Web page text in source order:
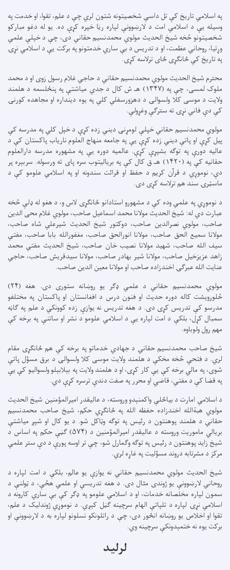
په اسلامي تاریخ کې تل داسې شخصیتونه شتون لري چې د علم، تقوا، او خدمت په
وسیله یې د اسلامي امت د لارښوونې لپاره رڼا خپره کړې ده. یو له دغو مبارکو
شخصیتونو څخه شیخ الحدیث مولوي محمدنسیم حقاني دی، چې د خپلې علمي
وړتیا، روحاني عظمت، او د تدریس د بې ساري خدمتونو په برکت یې د اسلامي نړۍ
په تاریخ کې ځانګړی ځای ترلاسه کړی.
محترم شیخ الحدیث مولوي محمدنسیم حقاني د حاجي غلام رسول زوی او د محمد
ملوک لمسی، چې په (۱۳۴۷) هـ ش کال د جدي میاشتې په پنځلسمه د هلمند
ولایت د موسی کلا ولسوالۍ د دهزورسفلي کلي په یوه دینداره او مجاهده کورنۍ
کې دې فاني نړۍ ته سترګې وغړولې.
مولوي محمدنسیم حقاني خپلې لومړنۍ دیني زده کړې د خپل کلي په مدرسه کې
پیل کړې او پاتې دیني زده کړې یې په جامعه منهاج العلوم ناریاب پاکستان کې د
عالیه دورې په توګه بشپړې کړې. عالمیه دوره یې په مشهوره مدرسه دارالعلوم
حقانیه کې په (۱۴۲۰) هـ.ق کال کې په بریالیتوب سره پای ته ورسوله. سربېره پر
دې، نوموړي د قرآن کریم د حفظ او قرائت سندونه او په اسلامي علومو کې د
ماسټرۍ سند هم ترلاسه کړی دی.
د نوموړي په علمي وده کې د مشهورو استادانو ځانګړی لاس و، د هغو له ډلې څخه
عبارت دي له: شیخ الحدیث مولانا محمد اسماعیل صاحب، مولوي غلام محی الدین
صاحب، مولوي نصرالدین صاحب، دوکتور شیخ الحدیث شیرعلي شاه صاحب،
مولانا سمیع الحق صاحب، مولانا انورالحق صاحب، مغفورالله بابا صاحب، مفتي
سیف الله صاحب، شهید مولانا نصیب خان صاحب، شیخ الحدیث مفتي محمد
زاهد عزیزخیل صاحب، مولانا شیر بهادر صاحب، مولانا سیدقریش صاحب، حاجي
عنایت الله عبرګۍ اخندزاده صاحب او مولانا معین الدین صاحب.
مولوي محمدنسیم حقاني د علمي ډګر یو روښانه ستوری دی. هغه (۲۴)
څلورویشت کاله دوره حدیث او فنون درس د افغانستان او پاکستان په مختلفو
مدرسو کې تدریس کړی دی. د هغه تدریس نه یوازې زده کوونکي د علم په ګاڼه
سمبال کړل، بلکې د امت لپاره یې د اسلامي علومو د نشر او ساتنې په برخه کې
مهم رول ولوباوه.
شیخ صاحب محمدنسیم حقاني د جهادي خدماتو په برخه کې هم ځانګړی مقام
لري. د فتحې څخه مخکې د هلمند ولایت موسی کلا ولسوالۍ د برق مسؤل پاتې
شوی، په مالي برخه کې یې کار کړی، او د هلمند ولایت په بېلابېلو ولسوالیو کې یې
په قضا کې د مفتي، قاضي او محرر په صفت دندې ترسره کړې دي.
د اسلامي امارت د بیاځلې واکمنېدو وروسته، د عالیقدر امیرالمؤمنین شیخ الحدیث
مولوي هبةالله اخندزاده حفظه الله په ځانګړي حکم، شیخ صاحب محمدنسیم
حقاني د هلمند پوهنتون د رئیس په توګه وټاکل شو. د یو کال او شپږ میاشتې
بریالي ماموریت وروسته د عالیقدر امیرالمؤمنین د (۵۷۴) ګڼې حکم په اساس د
شیخ زاید پوهنتون د رئیس په توګه وګمارل شو، چې تر اوسه پورې د دې ستر علمي
مرکز د مشرتابه دروند مسؤلیت په غاړه لري.
شیخ الحدیث مولوي محمدنسیم حقاني نه یوازې یو عالم، بلکې د امت لپاره د
روحاني لارښوونې یو ژوندی مثال دی. د هغه تدریسي او علمي هڅې، د ټولنې د
سمون لپاره مخلصانه خدمات، او د اسلامي علومو په ډګر کې بې ساري کارونه د
اسلامي نړۍ لپاره د تلپاتې الهام سرچینه ګڼل کېږي. د نوموړي ژوندلیک د علم،
تقوا او اخلاص یو روښانه انځور دی، چې د راتلونکو نسلونو لپاره به د لارښوونې او
برکت یوه نه ختمېدونکې سرچینه وي.
لرلید